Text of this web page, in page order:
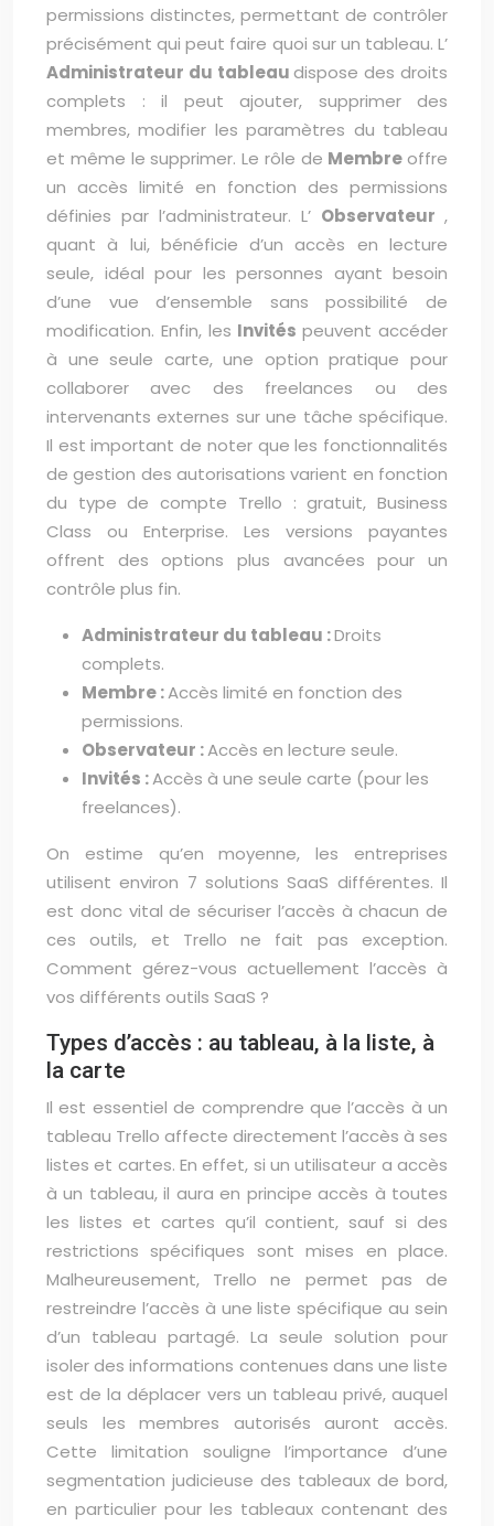
permissions distinctes, permettant de contrôler
précisément qui peut faire quoi sur un tableau. L’
Administrateur du tableaudispose des droits
complets : il peut ajouter, supprimer des
membres, modifier les paramètres du tableau
et même le supprimer. Le rôle de Membre offre
un accès limité en fonction des permissions
définies par l’administrateur. L’ Observateur ,
quant à lui, bénéficie d’un accès en lecture
seule, idéal pour les personnes ayant besoin
d’une vue d’ensemble sans possibilité de
modification. Enfin, les Invitéspeuvent accéder
à une seule carte, une option pratique pour
collaborer avec des freelances ou des
intervenants externes sur une tâche spécifique.
Il est important de noter que les fonctionnalités
de gestion des autorisations varient en fonction
du type de compte Trello : gratuit, Business
Class ou Enterprise. Les versions payantes
offrent des options plus avancées pour un
contrôle plus fin.
Administrateur du tableau :Droits
complets.
Membre :Accès limité en fonction des
permissions.
Observateur :Accès en lecture seule.
Invités :Accès à une seule carte (pour les
freelances).
On estime qu’en moyenne, les entreprises
utilisent environ 7 solutions SaaS différentes. Il
est donc vital de sécuriser l’accès à chacun de
ces outils, et Trello ne fait pas exception.
Comment gérez-vous actuellement l’accès à
vos différents outils SaaS ?
Types d’accès : au tableau, à la liste, à
la carte
Il est essentiel de comprendre que l’accès à un
tableau Trello affecte directement l’accès à ses
listes et cartes. En effet, si un utilisateur a accès
à un tableau, il aura en principe accès à toutes
les listes et cartes qu’il contient, sauf si des
restrictions spécifiques sont mises en place.
Malheureusement, Trello ne permet pas de
restreindre l’accès à une liste spécifique au sein
d’un tableau partagé. La seule solution pour
isoler des informations contenues dans une liste
est de la déplacer vers un tableau privé, auquel
seuls les membres autorisés auront accès.
Cette limitation souligne l’importance d’une
segmentation judicieuse des tableaux de bord,
en particulier pour les tableaux contenant des